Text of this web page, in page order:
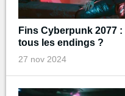
Fins Cyberpunk 2077
tous les endings ?
27 nov 2024